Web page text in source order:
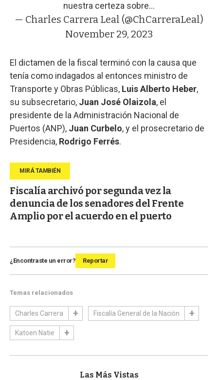
nuestra certeza sobre…
— Charles Carrera Leal (@ChCarreraLeal)
November 29, 2023
El dictamen de la fiscal terminó con la causa que
tenía como indagados al entonces ministro de
Transporte y Obras Públicas, Luis Alberto Heber,
su subsecretario, Juan José Olaizola, el
presidente de la Administración Nacional de
Puertos (ANP), Juan Curbelo, y el prosecretario de
Presidencia, Rodrigo Ferrés.
Fiscalía archivó por segunda vez la
denuncia de los senadores del Frente
Amplio por el acuerdo en el puerto
¿Encontraste un error? Reportar
Temas relacionados
Charles Carrera Fiscalía General de la Nación
Katoen Natie
Las Más Vistas